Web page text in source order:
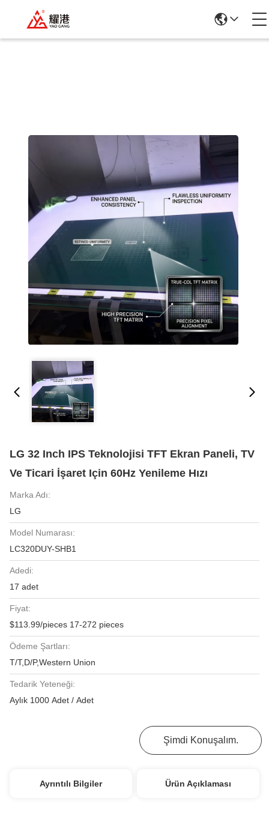
LG 32 Inch IPS Teknolojisi TFT Ekran Paneli, TV
Ve Ticari İşaret Için 60Hz Yenileme Hızı
Marka Adı:
LG
Model Numarası:
LC320DUY-SHB1
Adedi:
17 adet
Fiyat:
$113.99/pieces 17-272 pieces
Ödeme Şartları:
T/T,D/P,Western Union
Tedarik Yeteneği:
Aylık 1000 Adet / Adet
Şimdi Konuşalım.
Ayrıntılı Bilgiler Ürün Açıklaması